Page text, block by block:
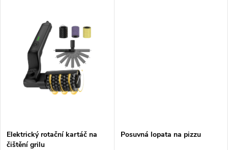
Elektrický rotační kartáč na
čištění grilu
Posuvná lopata na pizzu